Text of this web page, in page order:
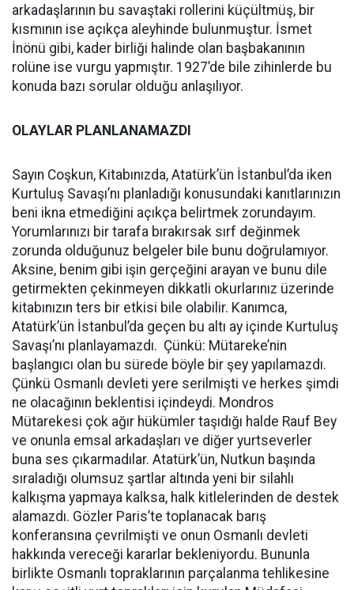
arkadaşlarının bu savaştaki rollerini küçültmüş, bir
kısmının ise açıkça aleyhinde bulunmuştur. İsmet
İnönü gibi, kader birliği halinde olan başbakanının
rolüne ise vurgu yapmıştır. 1927’de bile zihinlerde bu
konuda bazı sorular olduğu anlaşılıyor.
OLAYLAR PLANLANAMAZDI
Sayın Coşkun, Kitabınızda, Atatürk’ün İstanbul’da iken
Kurtuluş Savaşı’nı planladığı konusundaki kanıtlarınızın
beni ikna etmediğini açıkça belirtmek zorundayım.
Yorumlarınızı bir tarafa bırakırsak sırf değinmek
zorunda olduğunuz belgeler bile bunu doğrulamıyor.
Aksine, benim gibi işin gerçeğini arayan ve bunu dile
getirmekten çekinmeyen dikkatli okurlarınız üzerinde
kitabınızın ters bir etkisi bile olabilir. Kanımca,
Atatürk’ün İstanbul’da geçen bu altı ay içinde Kurtuluş
Savaşı’nı planlayamazdı. Çünkü: Mütareke’nin
başlangıcı olan bu sürede böyle bir şey yapılamazdı.
Çünkü Osmanlı devleti yere serilmişti ve herkes şimdi
ne olacağının beklentisi içindeydi. Mondros
Mütarekesi çok ağır hükümler taşıdığı halde Rauf Bey
ve onunla emsal arkadaşları ve diğer yurtseverler
buna ses çıkarmadılar. Atatürk’ün, Nutkun başında
sıraladığı olumsuz şartlar altında yeni bir silahlı
kalkışma yapmaya kalksa, halk kitlelerinden de destek
alamazdı. Gözler Paris’te toplanacak barış
konferansına çevrilmişti ve onun Osmanlı devleti
hakkında vereceği kararlar bekleniyordu. Bununla
birlikte Osmanlı topraklarının parçalanma tehlikesine